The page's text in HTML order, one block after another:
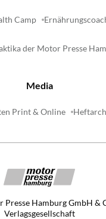
Camp
der Motor Presse
Media
Print & Online
Presse Hamburg GmbH &
Verlagsgesellschaft